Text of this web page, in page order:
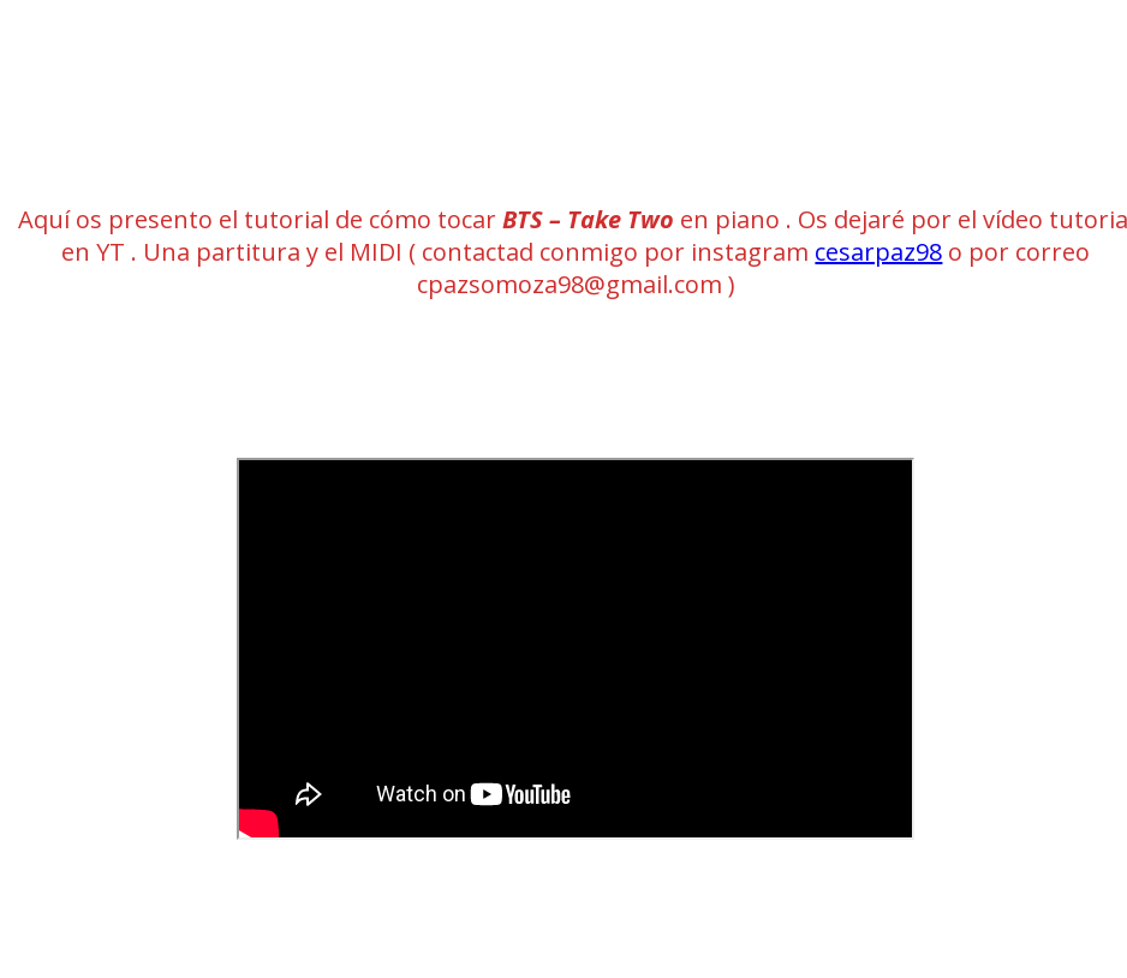
Aquí os presento el tutorial de cómo tocarBTS – Take Two en piano . Os dejaré por el vídeo
en YT . Una partitura y el MIDI ( contactad conmigo por instagram cesarpaz98 o por correo
cpazsomoza98@gmail.com )